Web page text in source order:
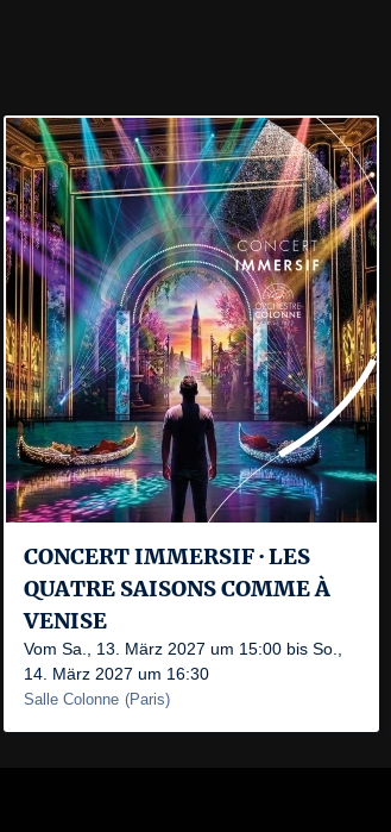
CONCERT IMMERSIF · LES
QUATRE SAISONS COMME À
VENISE
Vom Sa., 13. März 2027 um 15:00 bis So.,
14. März 2027 um 16:30
Salle Colonne (Paris)